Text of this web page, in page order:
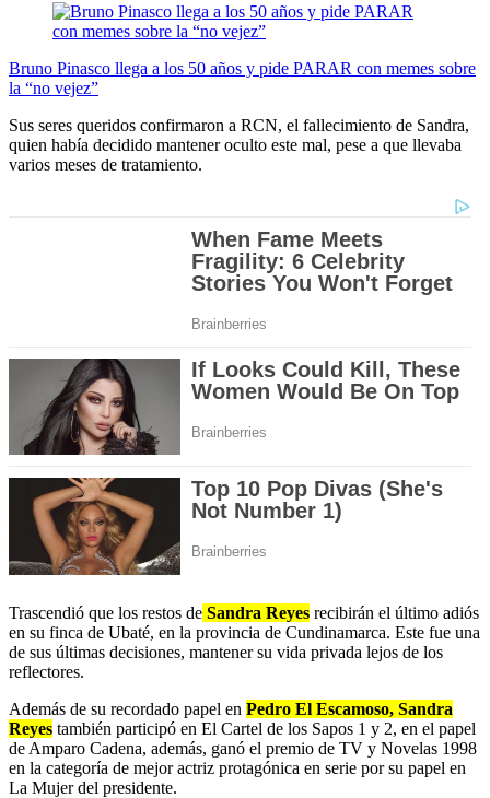
Bruno Pinasco llega a los 50 años y pide PARAR con memes sobre
la “no vejez”
Sus seres queridos confirmaron a RCN, el fallecimiento de Sandra,
quien había decidido mantener oculto este mal, pese a que llevaba
varios meses de tratamiento.
Trascendió que los restos de Sandra Reyes recibirán el último adiós
en su finca de Ubaté, en la provincia de Cundinamarca. Este fue una
de sus últimas decisiones, mantener su vida privada lejos de los
reflectores.
Además de su recordado papel en Pedro El Escamoso, Sandra
Reyes también participó en El Cartel de los Sapos 1 y 2, en el papel
de Amparo Cadena, además, ganó el premio de TV y Novelas 1998
en la categoría de mejor actriz protagónica en serie por su papel en
La Mujer del presidente.